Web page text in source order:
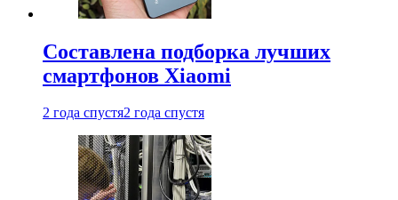
Составлена подборка лучших
смартфонов Xiaomi
2 года спустя2 года спустя